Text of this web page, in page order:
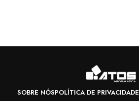
SOBRE NÓSPOLÍTICA DE PRIVACIDADE